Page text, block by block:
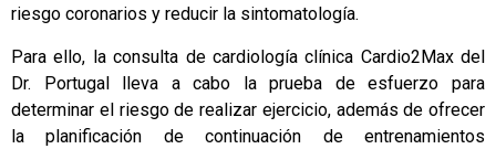
riesgo coronarios y reducir la sintomatología.
Para ello, la consulta de cardiología clínica Cardio2Maxdel
Dr. Portugal lleva a cabo la prueba de esfuerzo para
determinar el riesgo de realizar ejercicio, además de ofrecer
la planificación de continuación de entrenamientos